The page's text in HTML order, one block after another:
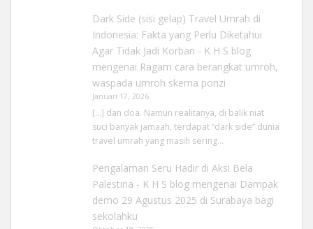
Dark Side (sisi gelap) Travel Umrah di
Indonesia: Fakta yang Perlu Diketahui
Agar Tidak Jadi Korban - K H S blog
mengenai Ragam cara berangkat umroh,
waspada umroh skema ponzi
Januari 17, 2026
[…] dan doa. Namun realitanya, di balik niat
suci banyak jamaah, terdapat “dark side” dunia
travel umrah yang masih sering…
Pengalaman Seru Hadir di Aksi Bela
Palestina - K H S blogmengenai Dampak
demo 29 Agustus 2025 di Surabaya bagi
sekolahku